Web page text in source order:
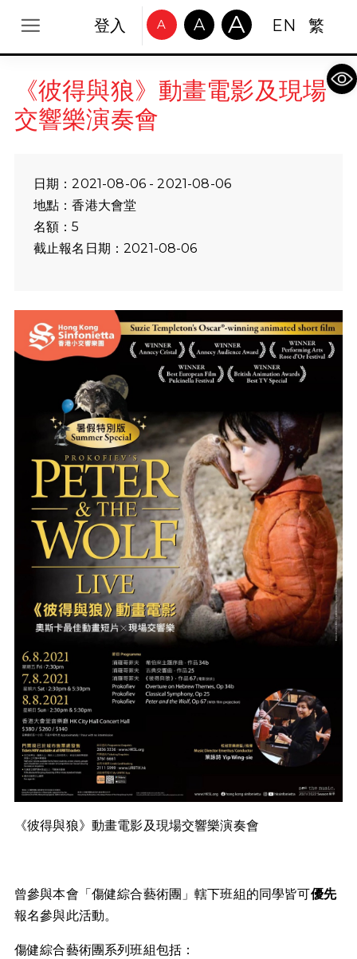
登入 A A A EN 繁
《彼得與狼》動畫電影及現場
交響樂演奏會
日期：2021-08-06 - 2021-08-06
地點：香港大會堂
名額：5
截止報名日期：2021-08-06
《彼得與狼》動畫電影及現場交響樂演奏會
曾參與本會「傷健綜合藝術團」轄下班組的同學皆可優先
報名參與此活動。
傷健綜合藝術團系列班組包括：